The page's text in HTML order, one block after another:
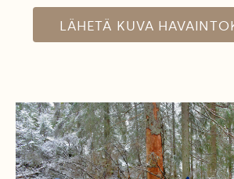
LÄHETÄ KUVA